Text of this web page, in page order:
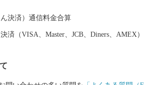
きりたんぽ工房のスープを使用している
ン」がテレビで紹介されました。 2025
レビで紹介されました。 2022年9月1日
決済）通信料金合算
済（VISA、Master、JCB、Diners、AMEX）